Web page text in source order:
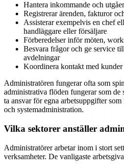
Hantera inkommande och
Registrerar ärenden, fakturor
Assisterar exempelvis en chef
handläggare eller försäljare
Förberedelser inför möten,
Besvara frågor och ge service
avdelningar
Koordinera kontakt med
Administratören fungerar ofta som
administrativa flöden fungerar som de
ta ansvar för egna arbetsuppgifter
och systemadministration.
Vilka sektorer anställer
Administratörer arbetar inom i stort
verksamheter. De vanligaste